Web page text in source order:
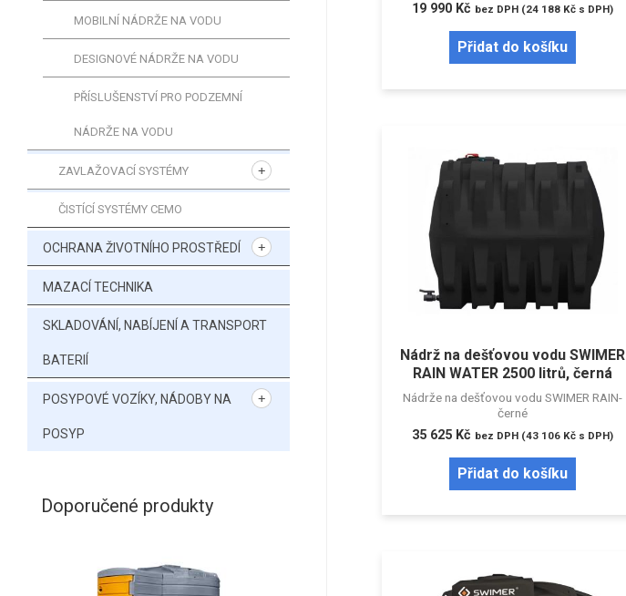
MOBILNÍ NÁDRŽE NA VODU
DESIGNOVÉ NÁDRŽE NA VODU
PŘÍSLUŠENSTVÍ PRO PODZEMNÍ
NÁDRŽE NA VODU
ZAVLAŽOVACÍ SYSTÉMY
ČISTÍCÍ SYSTÉMY CEMO
OCHRANA ŽIVOTNÍHO PROSTŘEDÍ
MAZACÍ TECHNIKA
SKLADOVÁNÍ, NABÍJENÍ A TRANSPORT
BATERIÍ
POSYPOVÉ VOZÍKY, NÁDOBY NA
POSYP
Doporučené produkty
19 990 Kč bez DPH (24 188 Kč s DPH)
Přidat do košíku
Nádrž na dešťovou vodu SWIMER
RAIN WATER 2500 litrů, černá
Nádrže na dešťovou vodu SWIMER RAIN-
černé
35 625 Kč bez DPH (43 106 Kč s DPH)
Přidat do košíku